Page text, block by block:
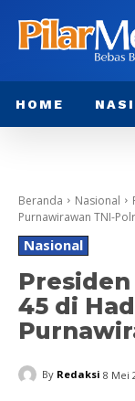
HOME
Beranda Nasional
Purnawirawan TNI-
Nasional
45 di
By Redaksi 8 Mei